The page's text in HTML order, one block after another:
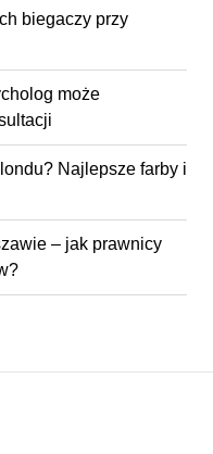
biegaczy przy
może
Najlepsze farby i
– jak prawnicy